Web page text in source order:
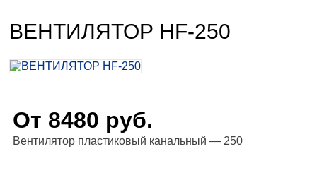
ВЕНТИЛЯТОР HF-250
От 8480 руб.
Вентилятор пластиковый канальный — 250